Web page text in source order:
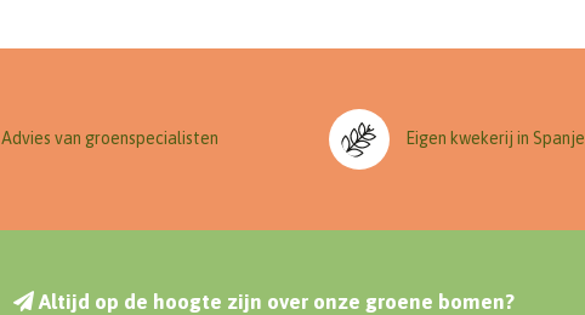
Advies van groenspecialisten Eigen kwekerij in Spanje
Altijd op de hoogte zijn over onze groene bomen?